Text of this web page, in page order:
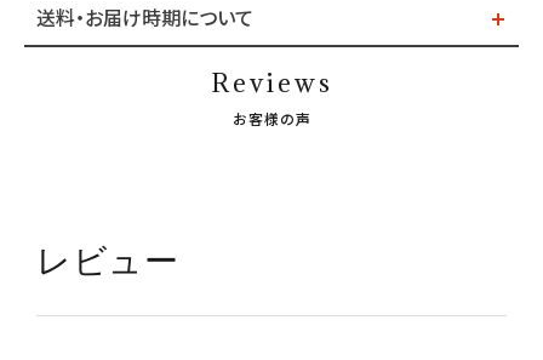
送料・お届け時期について
Reviews
お客様の声
レビュー